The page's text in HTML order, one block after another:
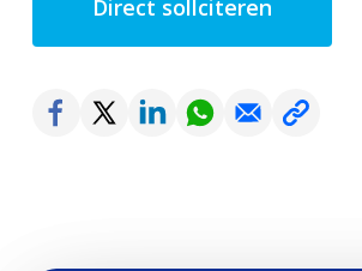
Direct sollciteren